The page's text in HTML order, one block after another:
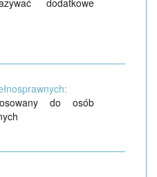
dodatkowe
do osób